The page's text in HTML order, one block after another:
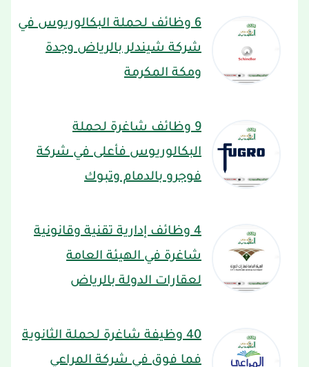
6 وظائف لحملة البكالوريوس في
شركة شيندلر بالرياض وجدة
ومكة المكرمة
9 وظائف شاغرة لحملة
البكالوريوس فأعلى في شركة
فوجرو بالدمام وتبوك
4 وظائف إدارية تقنية وقانونية
شاغرة في الهيئة العامة
لعقارات الدولة بالرياض
40 وظيفة شاغرة لحملة الثانوية
فما فوق في شركة المراعي